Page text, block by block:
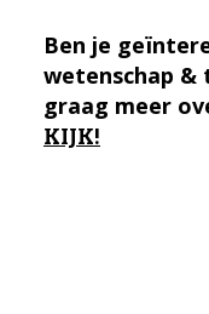
Ben je
wetenschap &
graag meer
KIJK!